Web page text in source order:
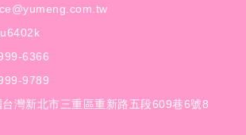
6366
9789
灣新北市三重區重新路五段609巷6號8